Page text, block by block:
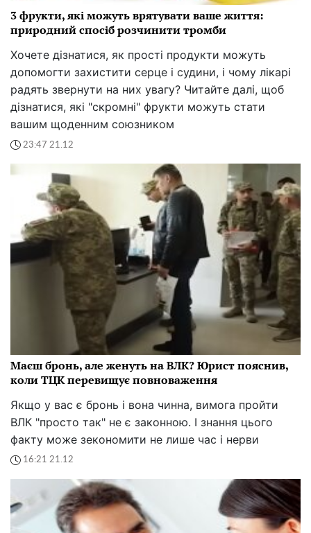
3 фрукти, які можуть врятувати ваше життя:
природний спосіб розчинити тромби
Хочете дізнатися, як прості продукти можуть
допомогти захистити серце і судини, і чому лікарі
радять звернути на них увагу? Читайте далі, щоб
дізнатися, які "скромні" фрукти можуть стати
вашим щоденним союзником
23:47 21.12
Маєш бронь, але женуть на ВЛК? Юрист пояснив,
коли ТЦК перевищує повноваження
Якщо у вас є бронь і вона чинна, вимога пройти
ВЛК "просто так" не є законною. І знання цього
факту може зекономити не лише час і нерви
16:21 21.12